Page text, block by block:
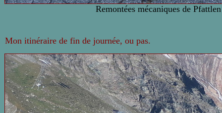
Remontées mécaniques de
Mon itinéraire de fin de journée, ou pas.